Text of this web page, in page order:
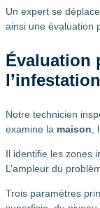
Un expert se
ainsi une évaluation
Évaluation
l’infestation
Notre technicien
examine la maison,
Il identifie les zones
L’ampleur du
Trois paramètres